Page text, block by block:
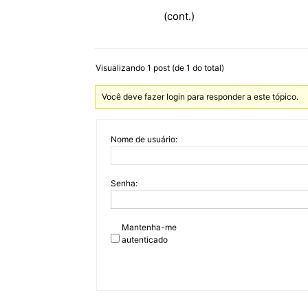
(cont.)
Visualizando 1 post (de 1 do total)
Você deve fazer login para responder a este tópico.
Nome de usuário:
Senha:
Mantenha-me
autenticado